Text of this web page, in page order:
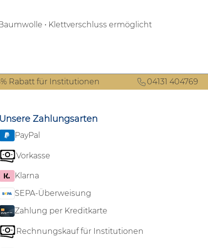
• Klettverschluss ermöglicht
Rabatt für Institutionen 04131 404769
Unsere Zahlungsarten
PayPal
Vorkasse
Klarna
SEPA-Überweisung
Zahlung per Kreditkarte
Rechnungskauf für Institutionen